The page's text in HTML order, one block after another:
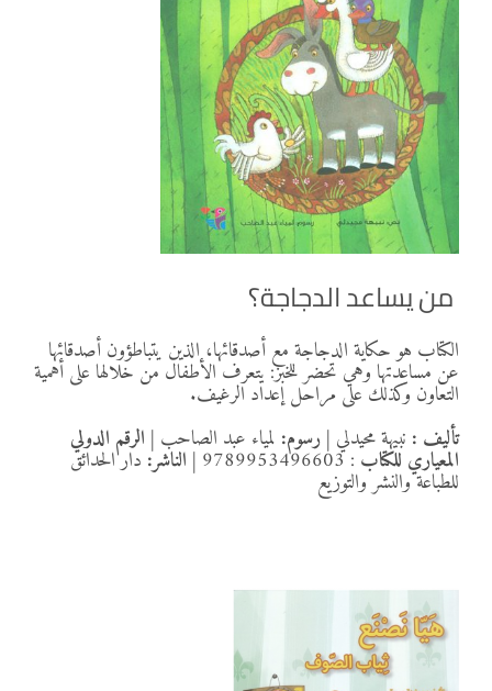
من يساعد الدجاجة؟
الكتاب هو حكاية الدجاجة مع أصدقائها، الذين يتباطؤون أصدقائها
عن مساعدتها وهي تحضر للخبز: يتعرف الأطفال من خلالها على أهمية
التعاون وكذلك على مراحل إعداد الرغيف.
تأليف : نبيهة محيدلي |رسوم: لمياء عبد الصاحب | الرقم الدولي
المعياري للكتاب : 9789953496603 | الناشر: دار الحدائق
للطباعة والنشر والتوزيع